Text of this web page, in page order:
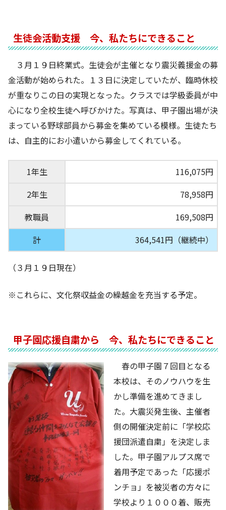
生徒会活動支援 今、私たちにできること
３月１９日終業式。生徒会が主催となり震災義援金の募
金活動が始められた。１３日に決定していたが、臨時休校
が重なりこの日の実現となった。クラスでは学級委員が中
心になり全校生徒へ呼びかけた。写真は、甲子園出場が決
まっている野球部員から募金を集めている模様。生徒たち
は、自主的にお小遣いから募金してくれている。
1年生
116,075円
2年生
78,958円
教職員
169,508円
計
364,541円（継続中）
（３月１９日現在）
※これらに、文化祭収益金の繰越金を充当する予定。
甲子園応援自粛から 今、私たちにできること
春の甲子園７回目となる
本校は、そのノウハウを生
かし準備を進めてきまし
た。大震災発生後、主催者
側の開催決定前に「学校応
援団派遣自粛」を決定しま
した。甲子園アルプス席で
着用予定であった「応援ポ
ンチョ」を被災者の方々に
学校より１０００着、販売